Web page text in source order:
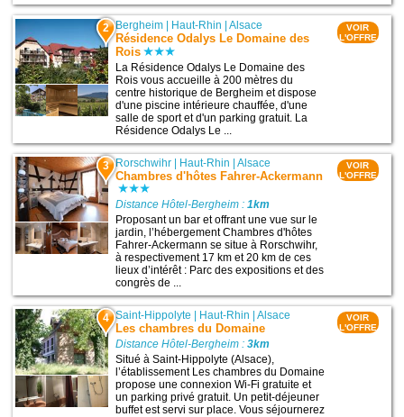
2 Bergheim Haut-Rhin |Alsace
Résidence Odalys Le Domaine des
Rois
La Résidence Odalys Le Domaine des
Rois vous accueille à 200 mètres du
centre historique de Bergheim et dispose
d'une piscine intérieure chauffée, d'une
salle de sport et d'un parking gratuit. La
Résidence Odalys Le ...
VOIR
L'OFFRE
3 Rorschwihr Haut-Rhin |Alsace
Chambres d'hôtes Fahrer-Ackermann
Distance Hôtel-Bergheim :1km
Proposant un bar et offrant une vue sur le
jardin, l’hébergement Chambres d'hôtes
Fahrer-Ackermann se situe à Rorschwihr,
à respectivement 17 km et 20 km de ces
lieux d’intérêt : Parc des expositions et des
congrès de ...
VOIR
L'OFFRE
4 Saint-Hippolyte Haut-Rhin |Alsace
Les chambres du Domaine
Distance Hôtel-Bergheim :3km
Situé à Saint-Hippolyte (Alsace),
l’établissement Les chambres du Domaine
propose une connexion Wi-Fi gratuite et
un parking privé gratuit. Un petit-déjeuner
buffet est servi sur place. Vous séjournerez
VOIR
L'OFFRE